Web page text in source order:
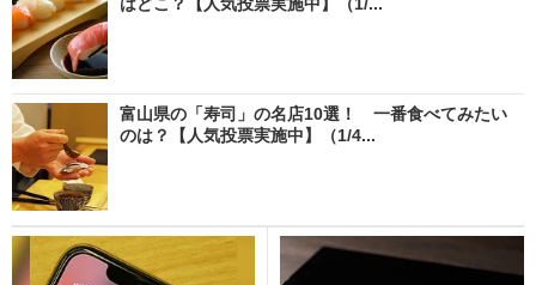
富山県の「寿司」の名店10選！ 一番食べてみたい
のは？【人気投票実施中】（1/4...